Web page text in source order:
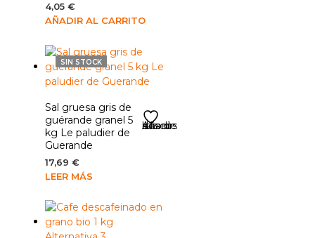
4,05€
AÑADIR AL CARRITO
SIN STOCK
Añadir a la lista de deseos
Sal gruesa gris de
guérande granel 5
kg Le paludier de
Guerande
17,69€
LEER MÁS